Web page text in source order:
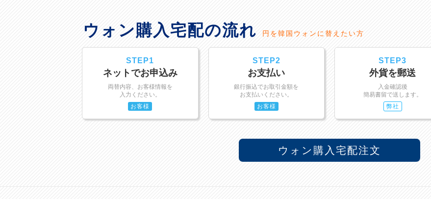
ウォン購入宅配の流れ 円を韓国ウォンに替えたい方
STEP1
ネットでお申込み
両替内容、お客様情報を
入力ください。
お客様
STEP2
お支払い
銀行振込でお取引金額を
お支払いください。
お客様
STEP3
外貨を郵送
入金確認後
簡易書留で送します。
弊社
ウォン購入宅配注文